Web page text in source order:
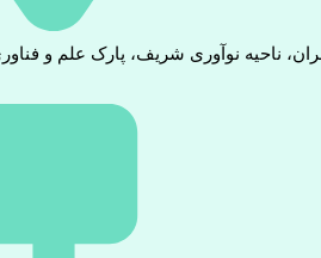
ناحیه نوآوری شریف، پارک علم و